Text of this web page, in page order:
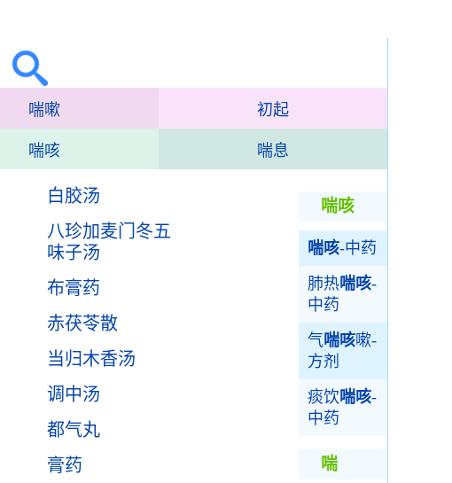
喘嗽 初起
喘咳 喘息
喘咳
喘咳-中药
肺热喘咳-
中药
气喘咳嗽-
方剂
痰饮喘咳-
中药
喘
白胶汤
八珍加麦门冬五
味子汤
布膏药
赤茯苓散
当归木香汤
调中汤
都气丸
膏药